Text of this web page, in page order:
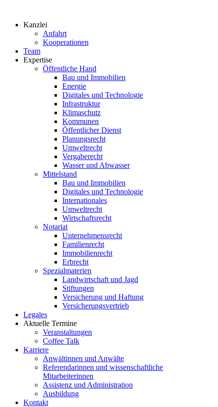
springenKanzlei
Anfahrt
Kooperationen
Team
Expertise
Öffentliche Hand
Bau und Immobilien
Energie
Digitales und Technologie
Infrastruktur
Klimaschutz
Kommunen
Öffentlicher Dienst
Planungsrecht
Umweltrecht
Vergaberecht
Wasser und Abwasser
Mittelstand
Bau und Immobilien
Digitales und Technologie
Internationales
Umweltrecht
Wirtschaftsrecht
Notariat
Unternehmensrecht
Familienrecht
Immobilienrecht
Erbrecht
Spezialmaterien
Landwirtschaft und Jagd
Stiftungen
Versicherung und Haftung
Versicherungsvertrieb
Legales
Aktuelle Termine
Veranstaltungen
Coffee Talk
Karriere
Anwältinnen und Anwälte
Referendarinnen und wissenschaftliche
Mitarbeiterinnen
Assistenz und Administration
Ausbildung
Kontakt